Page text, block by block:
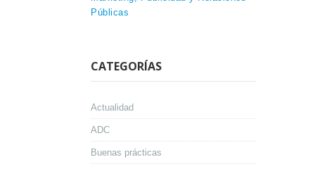
Públicas
CATEGORÍAS
Actualidad
ADC
Buenas prácticas